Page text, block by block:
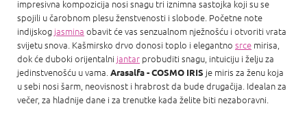
impresivna kompozicija nosi snagu tri iznimna sastojka koji su se
spojili u čarobnom plesu ženstvenosti i slobode. Početne note
indijskog jasmina obavit će vas senzualnom nježnošću i otvoriti vrata
svijetu snova. Kašmirsko drvo donosi toplo i elegantno srce mirisa,
dok će duboki orijentalni jantar probuditi snagu, intuiciju i želju za
jedinstvenošću u vama.Arasalfa - COSMO IRIS je miris za ženu koja
u sebi nosi šarm, neovisnost i hrabrost da bude drugačija. Idealan za
večer, za hladnije dane i za trenutke kada želite biti nezaboravni.